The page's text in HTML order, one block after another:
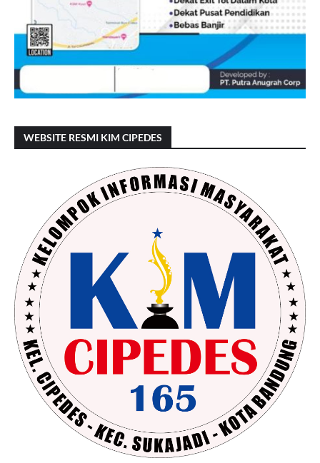
WEBSITE RESMI KIM CIPEDES